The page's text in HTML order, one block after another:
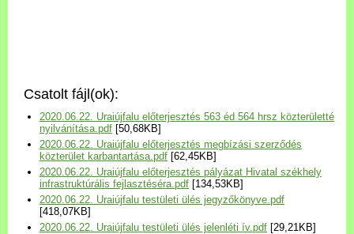
Választási információk
Versenyképes Járások
Program
Települési Arculati
Kézikönyv
Csatolt fájl(ok):
2020.06.22. Uraiújfalu előterjesztés 563 éd 564 hrsz közterületté
nyilvánítása.pdf [50,68KB]
2020.06.22. Uraiújfalu előterjesztés megbízási szerződés
közterület karbantartása.pdf [62,45KB]
2020.06.22. Uraiújfalu előterjesztés pályázat Hivatal székhely
infrastruktúrális fejlasztéséra.pdf [134,53KB]
2020.06.22. Uraiújfalu testületi ülés jegyzőkönyve.pdf
[418,07KB]
2020.06.22. Uraiújfalu testületi ülés jelenléti ív.pdf [29,21KB]